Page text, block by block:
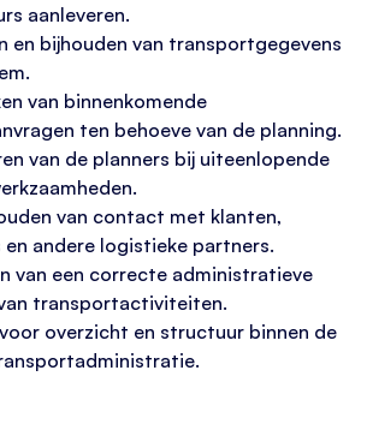
aanleveren.
en bijhouden van transportgegevens
van binnenkomende
ten behoeve van de planning.
van de planners bij uiteenlopende
van contact met klanten,
en andere logistieke partners.
van een correcte administratieve
transportactiviteiten.
overzicht en structuur binnen de